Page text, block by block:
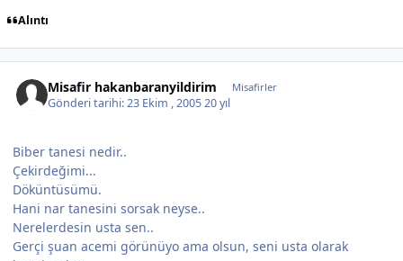
Alıntı
Misafir hakanbaranyildirim Misafirler
Gönderi tarihi:23 Ekim , 200520 yıl
Biber tanesi nedir..
Çekirdeğimi...
Döküntüsümü.
Hani nar tanesini sorsak neyse..
Nerelerdesin usta sen..
Gerçi şuan acemi görünüyo ama olsun, seni usta olarak